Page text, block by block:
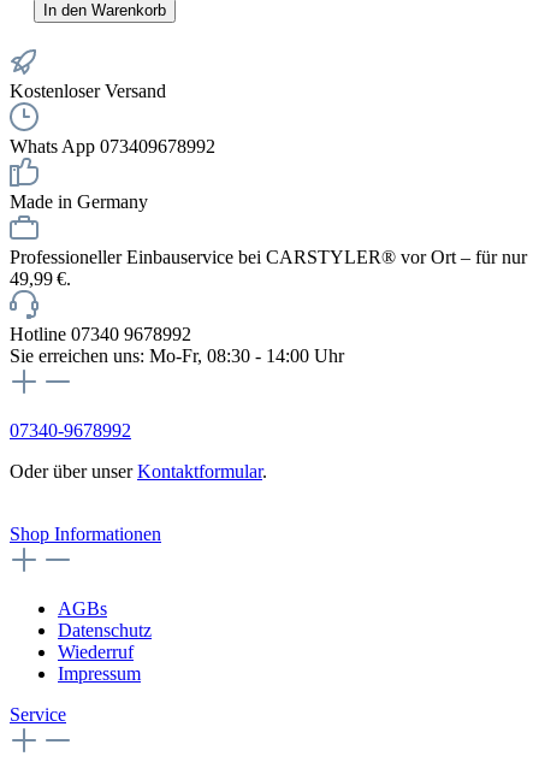
In den Warenkorb
Kostenloser Versand
Whats App 073409678992
Made in Germany
Professioneller Einbauservice bei CARSTYLER® vor Ort – für nur
49,99 €.
Hotline 07340 9678992
Sie erreichen uns: Mo-Fr, 08:30 - 14:00 Uhr
07340-9678992
Oder über unserKontaktformular.
Shop Informationen
AGBs
Datenschutz
Wiederruf
Impressum
Service